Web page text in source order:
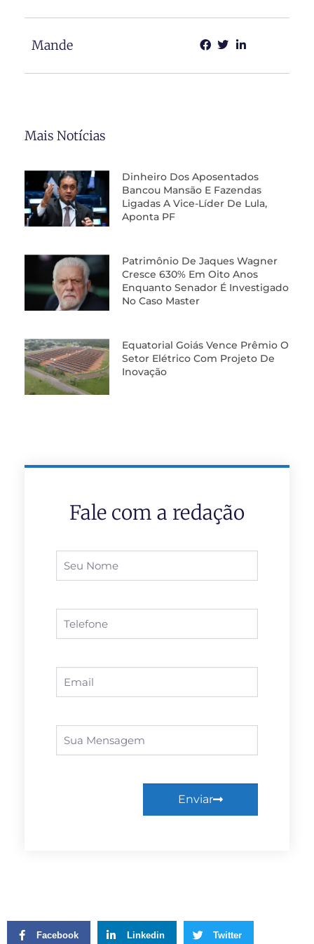
Mande
Mais Notícias
Dinheiro Dos Aposentados
Bancou Mansão E Fazendas
Ligadas A Vice-Líder De Lula,
Aponta PF
Patrimônio De Jaques Wagner
Cresce 630% Em Oito Anos
Enquanto Senador É Investigado
No Caso Master
Equatorial Goiás Vence Prêmio O
Setor Elétrico Com Projeto De
Inovação
Fale com a redação
Enviar
Facebook Linkedin Twitter